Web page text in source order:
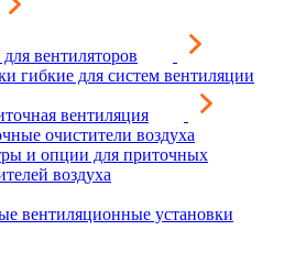
вентиляторов
гибкие для систем вентиляции
вентиляция
очистители воздуха
и опции для приточных
воздуха
вентиляционные установки